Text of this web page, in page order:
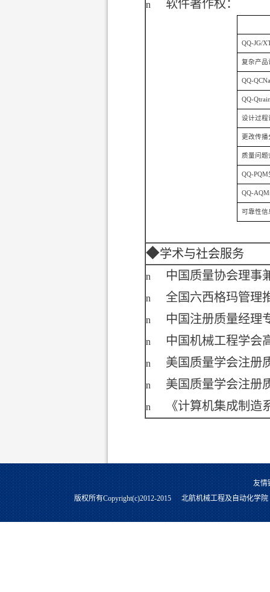
n 软件著作权：
QQ-JG/
复杂产品
QQ-
QQ-
设计过程
更改传播
质量问题
QQ-PQM
QQ-AQM
可靠性信
◆学术与社会服务
n 中国质量协会理事
n 全国六西格玛管理
n 中国注册质量经理
n 中国机械工程学会
n 美国质量学会注册
n 美国质量学会注册
n 《计算机集成制造
友情
版权所有Copyright(c)2012-2015
北航机械工程及自动化学院